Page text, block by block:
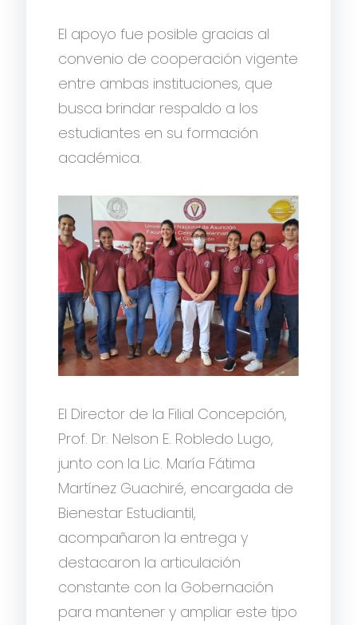
El apoyo fue posible gracias al
convenio de cooperación vigente
entre ambas instituciones, que
busca brindar respaldo a los
estudiantes en su formación
académica.
El Director de la Filial Concepción,
Prof. Dr. Nelson E. Robledo Lugo,
junto con la Lic. María Fátima
Martínez Guachiré, encargada de
Bienestar Estudiantil,
acompañaron la entrega y
destacaron la articulación
constante con la Gobernación
para mantener y ampliar este tipo